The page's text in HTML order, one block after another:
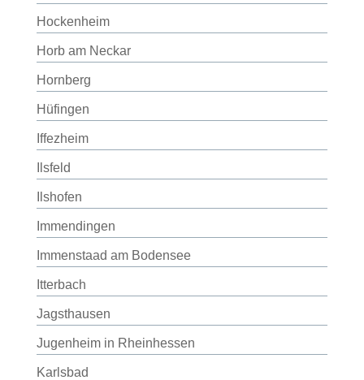
Hockenheim
Horb am Neckar
Hornberg
Hüfingen
Iffezheim
Ilsfeld
Ilshofen
Immendingen
Immenstaad am Bodensee
Itterbach
Jagsthausen
Jugenheim in Rheinhessen
Karlsbad